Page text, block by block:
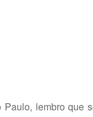
lembro que